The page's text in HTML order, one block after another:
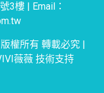
3樓 | Email：
權所有 轉載必究 |
薇薇 技術支持